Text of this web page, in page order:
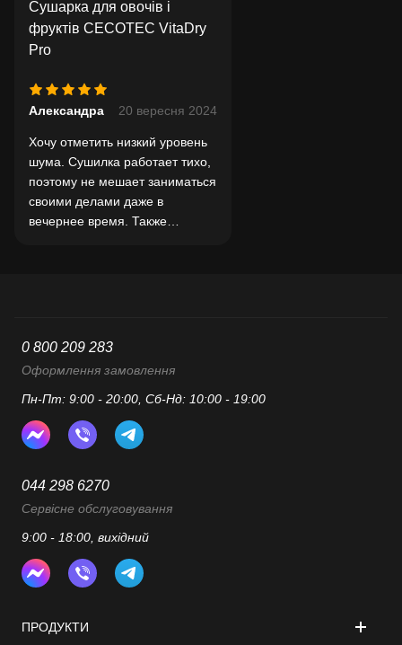
Сушарка для овочів і
фруктів CECOTEC VitaDry
Pro
Александра 20 вересня 2024
Хочу отметить низкий уровень
шума. Сушилка работает тихо,
поэтому не мешает заниматься
своими делами даже в
вечернее время. Также
ПРОДУКТИ
0 800 209 283
Оформлення замовлення
Пн-Пт: 9:00 - 20:00, Сб-Нд: 10:00 - 19:00
044 298 6270
Сервісне обслуговування
9:00 - 18:00, вихідний